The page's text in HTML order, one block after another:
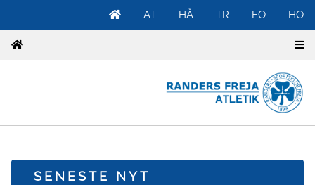
HO
FO
TR
HÅ
AT
SENESTE NYT